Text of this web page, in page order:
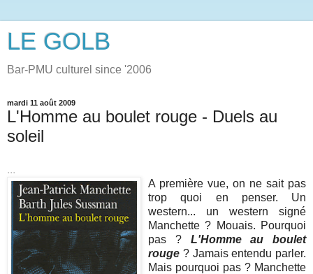
LE GOLB
Bar-PMU culturel since '2006
mardi 11 août 2009
L'Homme au boulet rouge - Duels au
soleil
...
A première vue, on ne sait pas
trop quoi en penser. Un
western... un western signé
Manchette ? Mouais. Pourquoi
pas ? L'Homme au boulet
rouge ? Jamais entendu parler.
Mais pourquoi pas ? Manchette